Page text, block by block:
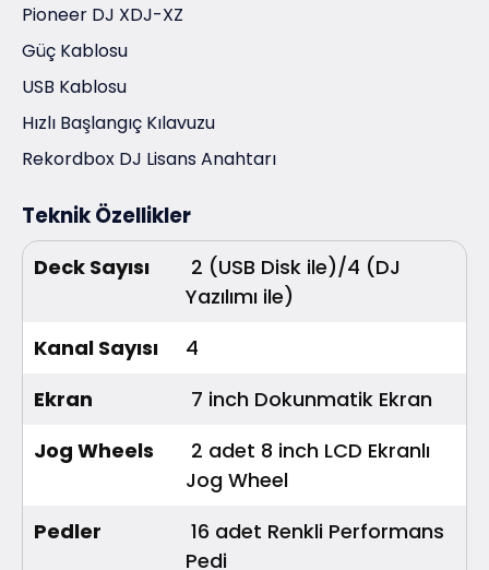
Pioneer DJ XDJ-XZ
Güç Kablosu
USB Kablosu
Hızlı Başlangıç Kılavuzu
Rekordbox DJ Lisans Anahtarı
Teknik Özellikler
Deck Sayısı
2 (USB Disk ile)/4 (DJ
Yazılımı ile)
Kanal Sayısı
4
Ekran
7 inch Dokunmatik Ekran
Jog Wheels
2 adet 8 inch LCD Ekranlı
Jog Wheel
Pedler
16 adet Renkli Performans
Pedi